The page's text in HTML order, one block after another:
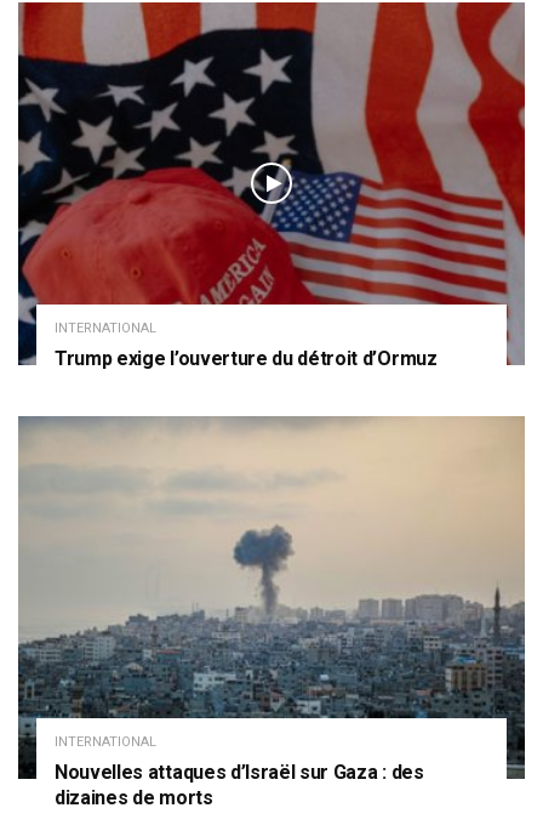
INTERNATIONAL
Trump exige l’ouverture du détroit d’Ormuz
INTERNATIONAL
Nouvelles attaques d’Israël sur Gaza : des
dizaines de morts